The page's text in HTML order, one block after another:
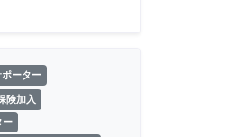
ーター
険加入
ー